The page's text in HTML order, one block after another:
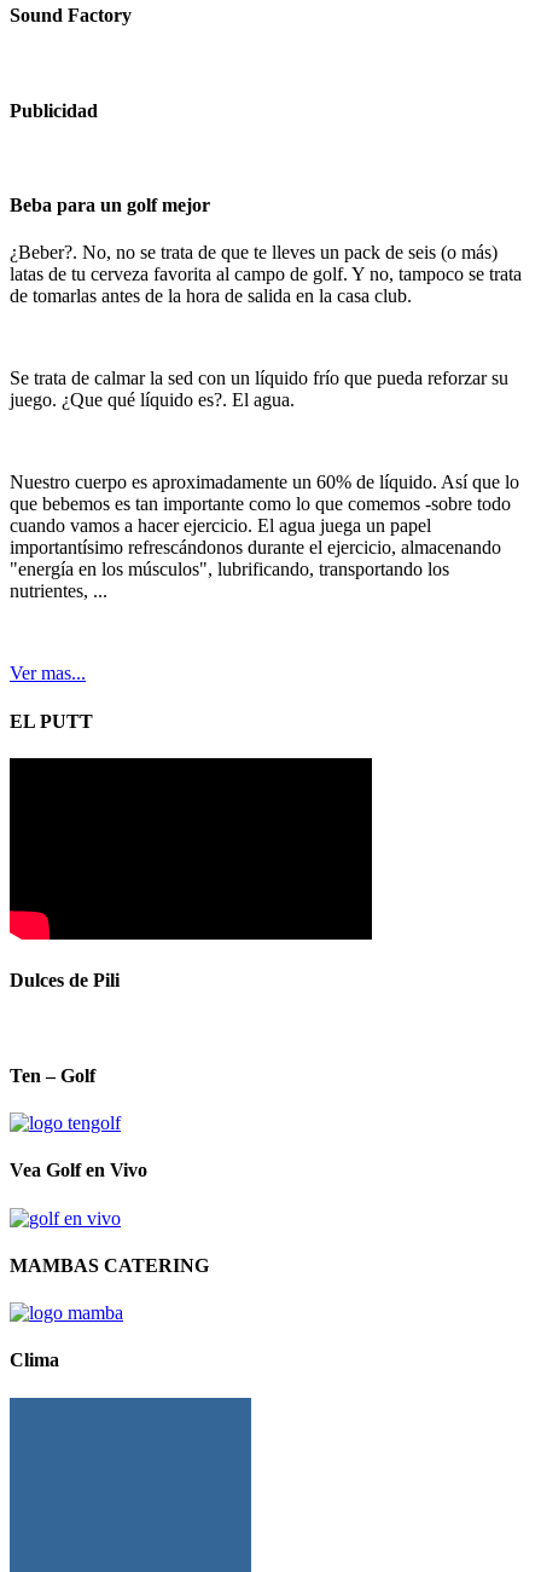
Sound Factory
Publicidad
Beba para un golf mejor
¿Beber?. No, no se trata de que te lleves un pack de seis (o más)
latas de tu cerveza favorita al campo de golf. Y no, tampoco se trata
de tomarlas antes de la hora de salida en la casa club.
Se trata de calmar la sed con un líquido frío que pueda reforzar su
juego. ¿Que qué líquido es?. El agua.
Nuestro cuerpo es aproximadamente un 60% de líquido. Así que lo
que bebemos es tan importante como lo que comemos -sobre todo
cuando vamos a hacer ejercicio. El agua juega un papel
importantísimo refrescándonos durante el ejercicio, almacenando
"energía en los músculos", lubrificando, transportando los
nutrientes, ...
Ver mas...
EL PUTT
Dulces de Pili
Ten – Golf
Vea Golf en Vivo
MAMBAS CATERING
Clima